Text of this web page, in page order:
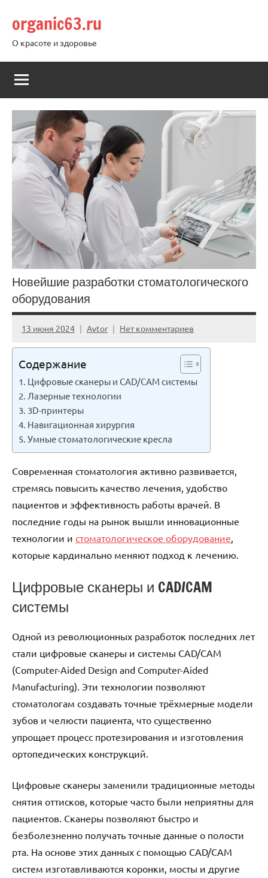
содержимому
organic63.ru
О красоте и здоровье
Новейшие разработки стоматологического
оборудования
13 июня 2024 Avtor Нет комментариев
Содержание
Цифровые сканеры и CAD/CAM системы
Лазерные технологии
3D-принтеры
Навигационная хирургия
Умные стоматологические кресла
Современная стоматология активно развивается,
стремясь повысить качество лечения, удобство
пациентов и эффективность работы врачей. В
последние годы на рынок вышли инновационные
технологии и стоматологическое оборудование
которые кардинально меняют подход к лечению.
Цифровые сканеры и CAD/CAM
системы
Одной из революционных разработок последних лет
стали цифровые сканеры и системы CAD/CAM
(Computer-Aided Design and Computer-Aided
Manufacturing). Эти технологии позволяют
стоматологам создавать точные трёхмерные модели
зубов и челюсти пациента, что существенно
упрощает процесс протезирования и изготовления
ортопедических конструкций.
Цифровые сканеры заменили традиционные методы
снятия оттисков, которые часто были неприятны для
пациентов. Сканеры позволяют быстро и
безболезненно получать точные данные о полости
рта. На основе этих данных с помощью CAD/CAM
систем изготавливаются коронки, мосты и другие